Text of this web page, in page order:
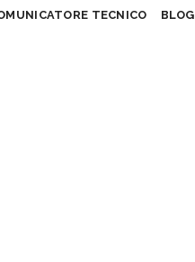
TECNICO BLOG